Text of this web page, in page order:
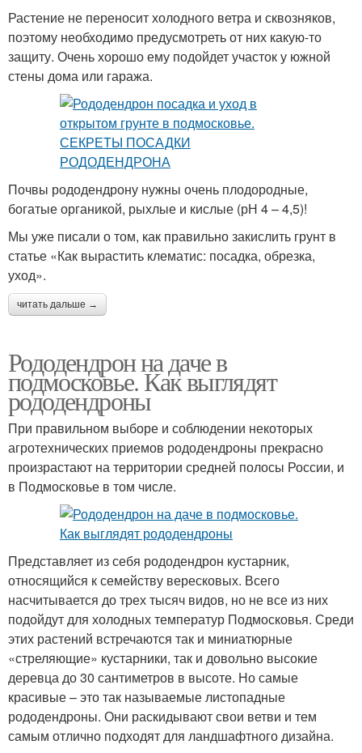
Растение не переносит холодного ветра и сквозняков,
поэтому необходимо предусмотреть от них какую-то
защиту. Очень хорошо ему подойдет участок у южной
стены дома или гаража.
Почвы рододендрону нужны очень плодородные,
богатые органикой, рыхлые и кислые (рН 4 – 4,5)!
Мы уже писали о том, как правильно закислить грунт в
статье «Как вырастить клематис: посадка, обрезка,
уход».
читать дальше →
Рододендрон на даче в
подмосковье. Как выглядят
рододендроны
При правильном выборе и соблюдении некоторых
агротехнических приемов рододендроны прекрасно
произрастают на территории средней полосы России, и
в Подмосковье в том числе.
Представляет из себя рододендрон кустарник,
относящийся к семейству вересковых. Всего
насчитывается до трех тысяч видов, но не все из них
подойдут для холодных температур Подмосковья. Среди
этих растений встречаются так и миниатюрные
«стреляющие» кустарники, так и довольно высокие
деревца до 30 сантиметров в высоте. Но самые
красивые – это так называемые листопадные
рододендроны. Они раскидывают свои ветви и тем
самым отлично подходят для ландшафтного дизайна.